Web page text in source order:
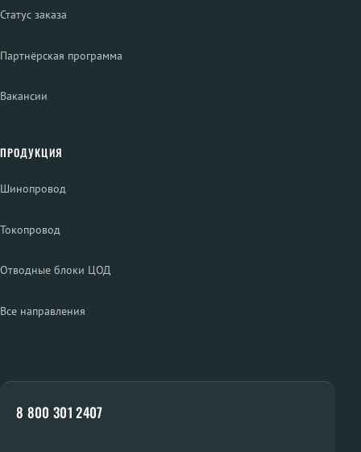
Статус заказа
Партнёрская программа
Вакансии
ПРОДУКЦИЯ
Шинопровод
Токопровод
Отводные блоки ЦОД
Все направления
8 800 301 2407